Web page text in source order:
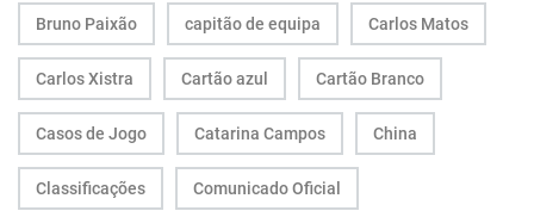
Bruno Paixão capitão de equipa Carlos Matos
Carlos Xistra Cartão azul Cartão Branco
Casos de Jogo Catarina Campos China
Classificações Comunicado Oficial